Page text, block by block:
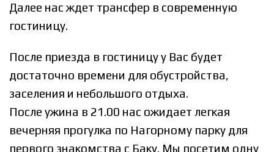
Далее нас ждет трансфер в современную
гостиницу.
После приезда в гостиницу у Вас будет
достаточно времени для обустройства,
заселения и небольшого отдыха.
После ужина в 21.00 нас ожидает легкая
вечерняя прогулка по Нагорному парку для
первого знакомства с Баку. Мы посетим одну